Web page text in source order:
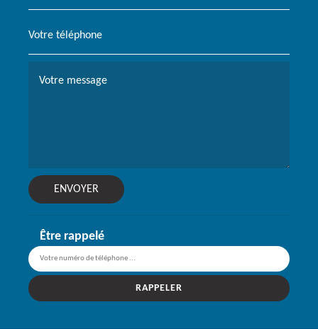
Être rappelé